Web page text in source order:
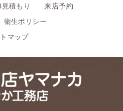
積もり
来店予約
衛生ポリシー
マップ